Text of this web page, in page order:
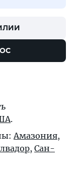
.
Амазония,
, Сан-